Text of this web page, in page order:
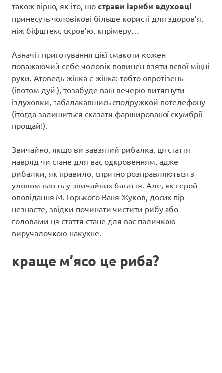
також вірно, як іто, що страви ізриби вдуховці
принесуть чоловікові більше користі для здоров’я,
ніж біфштекс скров’ю, кпрімеру…
Азначіт приготування цієї смакоти кожен
поважаючий себе чоловік повинен взяти всвої міцні
руки. Атоведь жінка є жінка: тобто опротівень
(іпотом дуй!), тозабуде ваш вечерю витягнути
іздуховки, забалакавшись сподружкой потелефону
(ітогда залишиться сказати фаршированої скумбрії
прощай!).
Звичайно, якщо ви завзятий рибалка, ця стаття
навряд чи стане для вас одкровенням, адже
рибалки, як правило, спритно розправляються з
уловом навіть у звичайних багаття. Але, як герой
оповідання М. Горького Ваня Жуков, досих пір
незнаєте, звідки починати чистити рибу або
головами ця стаття стане для вас паличкою-
виручалочкою накухне.
краще м’ясо це риба?